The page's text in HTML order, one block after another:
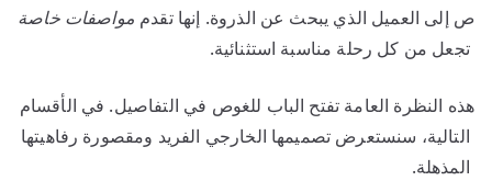
ص إلى العميل الذي يبحث عن الذروة. إنها تقدم مواصفات خاصة
تجعل من كل رحلة مناسبة استثنائية.
هذه النظرة العامة تفتح الباب للغوص في التفاصيل. في الأقسام
التالية، سنستعرض تصميمها الخارجي الفريد ومقصورة رفاهيتها
المذهلة.